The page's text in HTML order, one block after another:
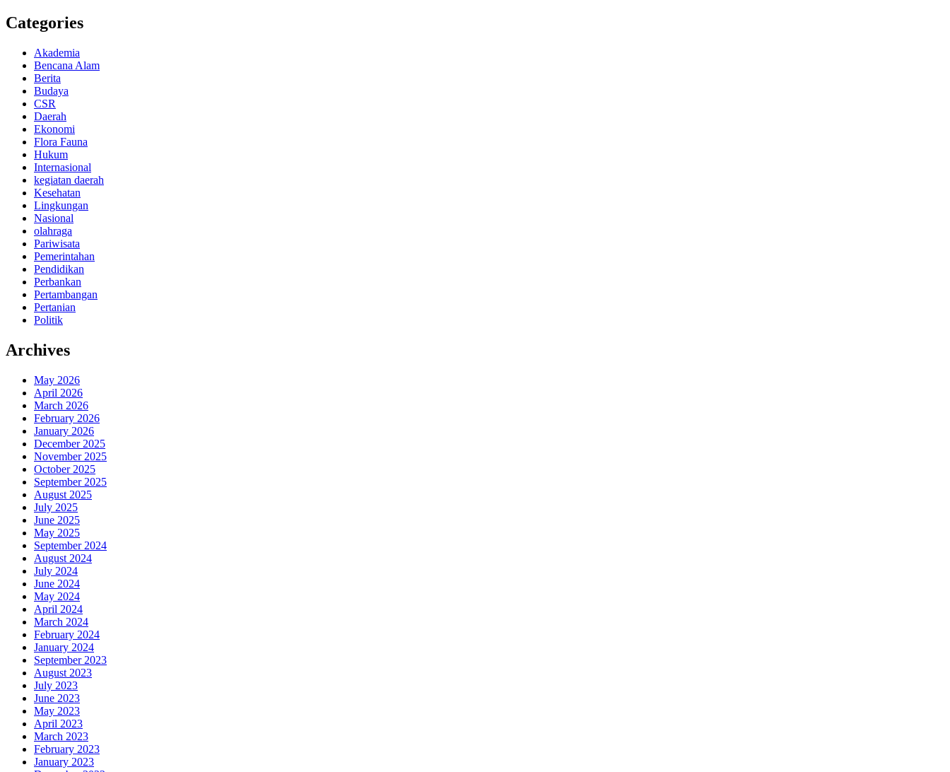
Categories
Akademia
Bencana Alam
Berita
Budaya
CSR
Daerah
Ekonomi
Flora Fauna
Hukum
Internasional
kegiatan daerah
Kesehatan
Lingkungan
Nasional
olahraga
Pariwisata
Pemerintahan
Pendidikan
Perbankan
Pertambangan
Pertanian
Politik
Archives
May 2026
April 2026
March 2026
February 2026
January 2026
December 2025
November 2025
October 2025
September 2025
August 2025
July 2025
June 2025
May 2025
September 2024
August 2024
July 2024
June 2024
May 2024
April 2024
March 2024
February 2024
January 2024
September 2023
August 2023
July 2023
June 2023
May 2023
April 2023
March 2023
February 2023
January 2023